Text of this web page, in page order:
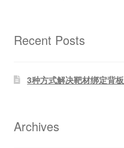
Recent Posts
3种方式解决靶材绑定背板
Archives